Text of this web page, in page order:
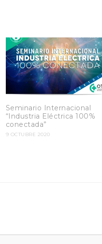
Seminario Internacional
“Industria Eléctrica 100%
conectada”
9 OCTUBRE 2020